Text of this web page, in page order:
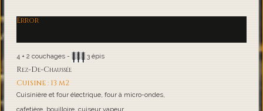
Error
4 + 2 couchages - 3 épis
Rez-De-Chaussée
Cuisine : 13 m2
Cuisinière et four électrique, four à micro-ondes,